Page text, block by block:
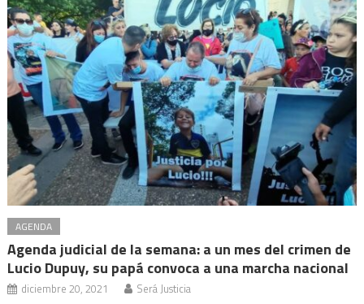
AGENDA
Agenda judicial de la semana: a un mes del crimen de
Lucio Dupuy, su papá convoca a una marcha nacional
diciembre 20, 2021 Será Justicia